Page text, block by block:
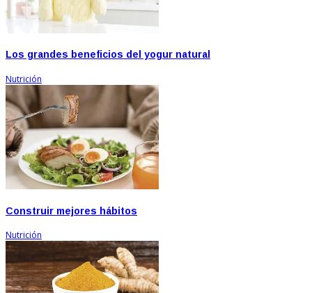
Los grandes beneficios del yogur natural
Nutrición
Construir mejores hábitos
Nutrición